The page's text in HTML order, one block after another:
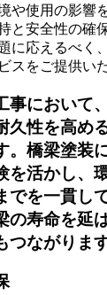
や使用の影響
と安全性の確
に応えるべく
スをご提供い
事において
久性を高め
。橋梁塗装
を活かし、
でを一貫し
の寿命を延
ながります